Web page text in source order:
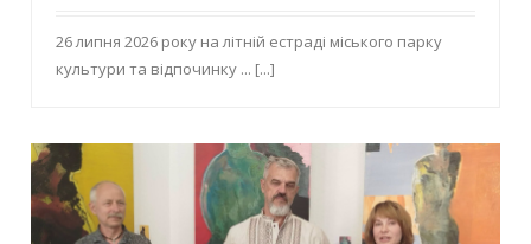
26 липня 2026 року на літній естраді міського парку
культури та відпочинку ... [...]